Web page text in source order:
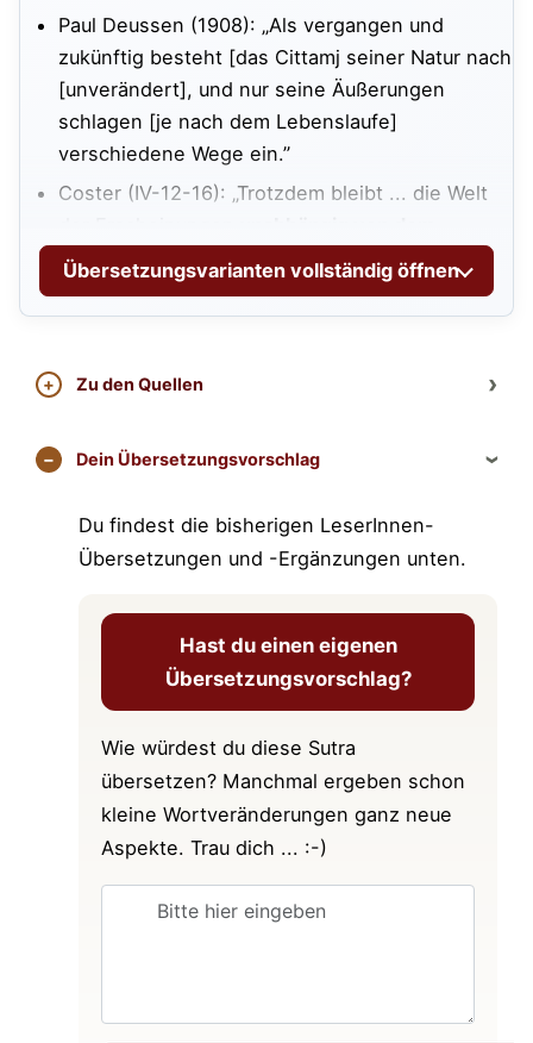
Paul Deussen (1908): „Als vergangen und
zukünftig besteht [das Cittamj seiner Natur nach
[unverändert], und nur seine Äußerungen
schlagen [je nach dem Lebenslaufe]
verschiedene Wege ein.”
Coster (IV-12-16): „Trotzdem bleibt ... die Welt
Bewusstsein des Yogi
bestehen.“
Feuerstein: „Vergangenheit und Zukunft als
R. Palm: „... aufgrund der Wegverschiedenheit
R. Sriram: „Die vergangenen Situationen und die
sind all in der gegenwärtigen Situation
enthalten. ....“
der Formen manifestiert.“
Iyengar: „Die Existenz von Vergangenheit und
Zukunft ist so real, wie die der Gegenwart. ...“
Chip Hartranft: „... sie existieren als
verschiedene Sektorenim selben Fluss von
Erfahrungssubstanzen.“
R. Skuban: „Vergangenheit und Zukunft sind die
wahre Natur aller Dinge. ...“
T.K.V. Desikachar: „Die Essenz dessen, was sich
Übersetzungsvarianten vollständig öffnen
Zu den Quellen
Dein Übersetzungsvorschlag
Du findest die bisherigen LeserInnen-
Übersetzungen und -Ergänzungen unten.
Hast du einen eigenen
Übersetzungsvorschlag?
Wie würdest du diese Sutra
übersetzen? Manchmal ergeben schon
kleine Wortveränderungen ganz neue
Aspekte. Trau dich ... :-)